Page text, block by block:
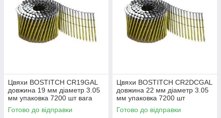
Цвяхи BOSTITCH CR19GAL
довжина 19 мм діаметр 3.05
мм упаковка 7200 шт вага
11.00 кг тип CR матеріал
оцинкована сталь
Готово до відправки
Цвяхи BOSTITCH CR2DCGAL
довжина 22 мм діаметр 3.05
мм упаковка 7200 шт
матеріал оцинкована сталь
Готово до відправки